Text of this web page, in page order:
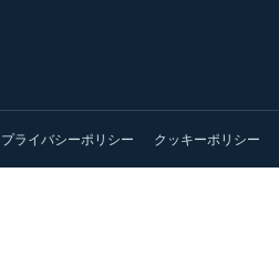
プライバシーポリシー クッキーポリシー